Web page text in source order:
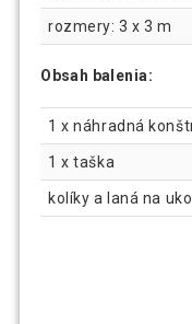
rozmery: 3 x 3 m
Obsah balenia:
1 x náhradná
1 x taška
kolíky a laná na